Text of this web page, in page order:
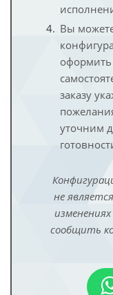
Вы
оформить
заказу
уточним
не
сообщить